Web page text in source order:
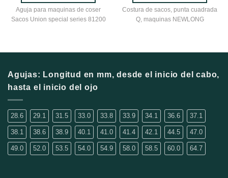
Este
producto
variantes.
opciones
se
en
la
página
de
producto
Aguja para maquinas de coser
Sacos Union special series 81200
Este
producto
variantes.
opciones
en
la
página
de
producto
Costura de sacos, punta cuadrada
Q, maquinas NEWLONG
Agujas: Longitud en mm, desde el inicio del cabo,
hasta el inicio del ojo
28.6 29.1 31.5 33.0 33.8 33.9 34.1 36.6 37.1
38.1 38.6 38.9 40.1 41.0 41.4 42.1 44.5 47.0
49.0 52.0 53.5 54.0 54.9 58.0 58.5 60.0 64.7